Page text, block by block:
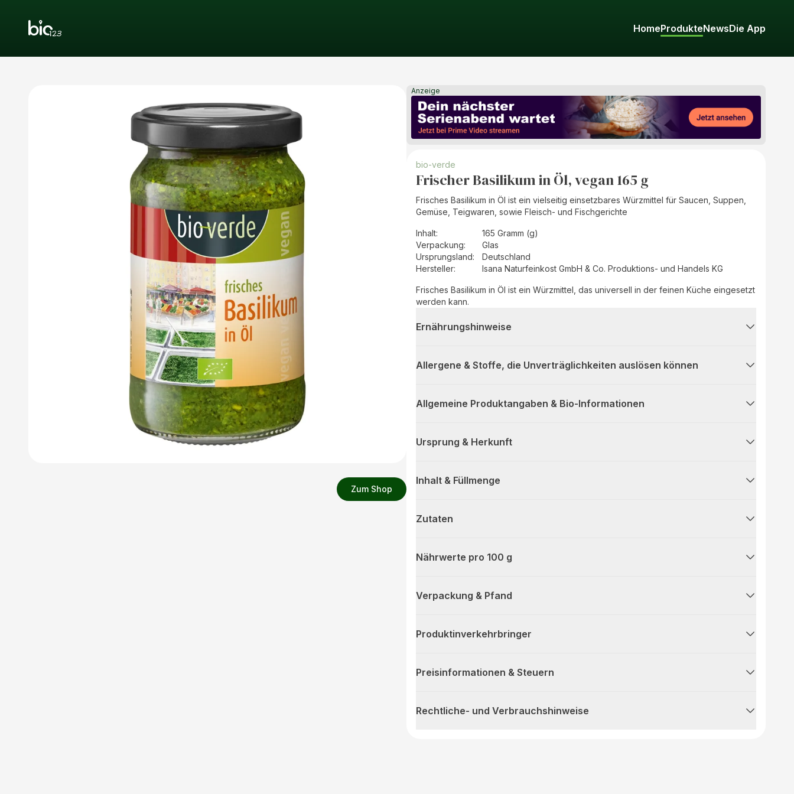
HomeProdukteNewsDie App
Zum Shop
Anzeige
bio-verde
Frischer Basilikum in Öl, vegan 165 g
Frisches Basilikum in Öl ist ein vielseitig einsetzbares Würzmittel für Saucen, Suppen,
Gemüse, Teigwaren, sowie Fleisch- und Fischgerichte
Inhalt:
165 Gramm (g)
Verpackung:
Glas
Ursprungsland:
Deutschland
Hersteller: Isana Naturfeinkost GmbH & Co. Produktions- und Handels KG
Frisches Basilikum in Öl ist ein Würzmittel, das universell in der feinen Küche eingesetzt
werden kann.
Ernährungshinweise
Allergene & Stoffe, die Unverträglichkeiten auslösen können
Allgemeine Produktangaben & Bio-Informationen
Ursprung & Herkunft
Inhalt & Füllmenge
Zutaten
Nährwerte pro 100 g
Verpackung & Pfand
Produktinverkehrbringer
Preisinformationen & Steuern
Rechtliche- und Verbrauchshinweise